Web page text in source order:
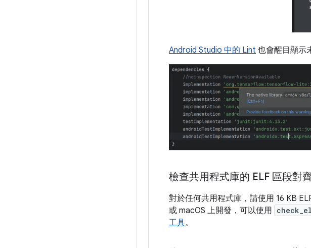
Android Studio 中的 Lint 也會醒目顯示
檢查共用程式庫的 ELF 區段對
對於任何共用程式庫，請使用 16 KB
或 macOS 上開發，可以使用
工具。